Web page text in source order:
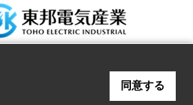
同意する